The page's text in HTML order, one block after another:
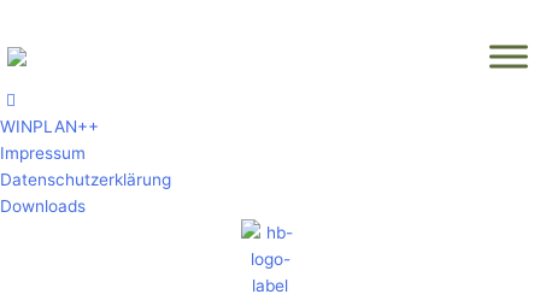
springen
WINPLAN++
Impressum
Datenschutzerklärung
Downloads